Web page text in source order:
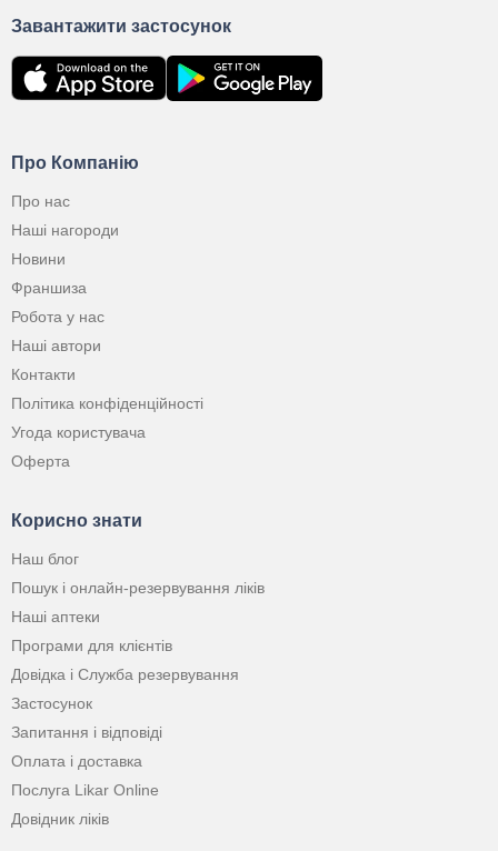
Про Компанію
Про нас
Наші нагороди
Новини
Франшиза
Робота у нас
Наші автори
Контакти
Політика конфіденційності
Угода користувача
Оферта
Корисно знати
Наш блог
Пошук і онлайн-резервування ліків
Наші аптеки
Програми для клієнтів
Довідка і Служба резервування
Застосунок
Запитання і відповіді
Оплата і доставка
Послуга Likar Online
Довідник ліків
Завантажити застосунок